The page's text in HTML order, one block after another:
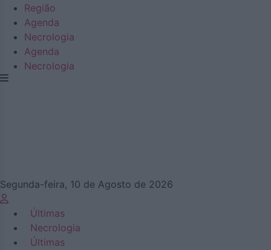
Região
Agenda
Necrologia
Agenda
Necrologia
Segunda-feira, 10 de Agosto de 2026
Últimas
Necrologia
Últimas